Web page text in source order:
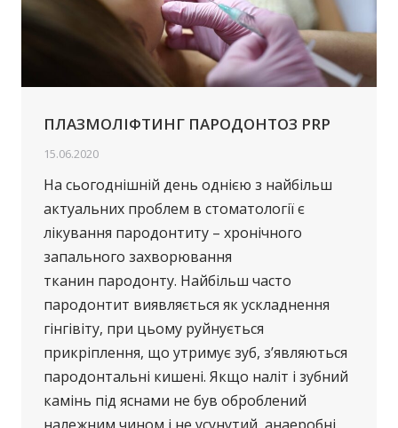
ПЛАЗМОЛІФТИНГ ПАРОДОНТОЗ PRP
15.06.2020
На сьогоднішній день однією з найбільш
актуальних проблем в стоматології є
лікування пародонтиту – хронічного
запального захворювання
тканин пародонту. Найбільш часто
пародонтит виявляється як ускладнення
гінгівіту, при цьому руйнується
прикріплення, що утримує зуб, з’являються
пародонтальні кишені. Якщо наліт і зубний
камінь під яснами не був оброблений